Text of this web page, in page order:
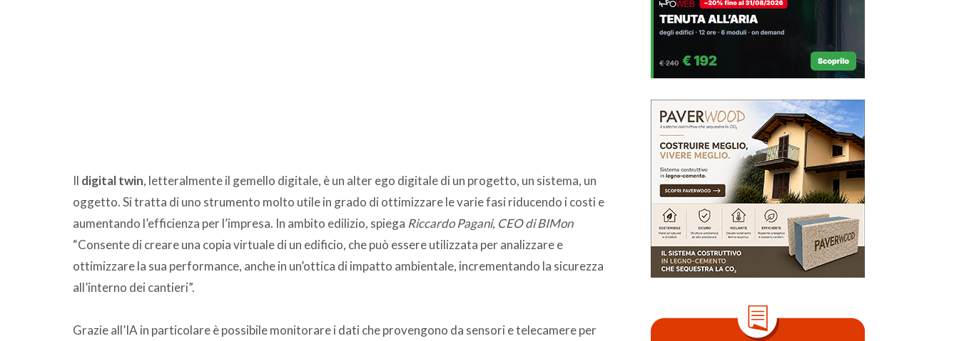
Il digital twin, letteralmente il gemello digitale, è un alter ego digitale di un progetto, un sistema, un
oggetto. Si tratta di uno strumento molto utile in grado di ottimizzare le varie fasi riducendo i costi e
aumentando l’efficienza per l’impresa. In ambito edilizio, spiega Riccardo Pagani, CEO di BIMon
“Consente di creare una copia virtuale di un edificio, che può essere utilizzata per analizzare e
ottimizzare la sua performance, anche in un’ottica di impatto ambientale, incrementando la sicurezza
all’interno dei cantieri”.
Grazie all’IA in particolare è possibile monitorare i dati che provengono da sensori e telecamere per